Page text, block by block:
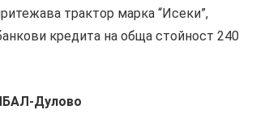
трактор марка “Исеки”,
кредита на обща стойност 240
Дулово